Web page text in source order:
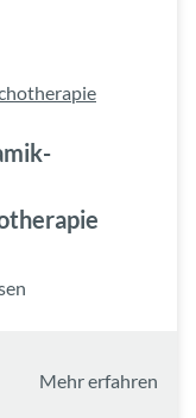
Mehr erfahren